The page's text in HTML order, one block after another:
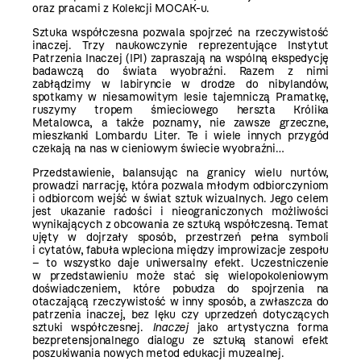
oraz pracami z Kolekcji MOCAK-u.
Sztuka współczesna pozwala spojrzeć na rzeczywistość
inaczej. Trzy naukowczynie reprezentujące Instytut
Patrzenia Inaczej (IPI) zapraszają na wspólną ekspedycję
badawczą do świata wyobraźni. Razem z nimi
zabłądzimy w labiryncie w drodze do nibylandów,
spotkamy w niesamowitym lesie tajemniczą Pramatkę,
ruszymy tropem śmieciowego herszta Królika
Metalowca, a także poznamy, nie zawsze grzeczne,
mieszkanki Lombardu Liter. Te i wiele innych przygód
czekają na nas w cieniowym świecie wyobraźni…
Przedstawienie, balansując na granicy wielu nurtów,
prowadzi narrację, która pozwala młodym odbiorczyniom
i odbiorcom wejść w świat sztuk wizualnych. Jego celem
jest ukazanie radości i nieograniczonych możliwości
wynikających z obcowania ze sztuką współczesną. Temat
ujęty w dojrzały sposób, przestrzeń pełna symboli
i cytatów, fabuła wpleciona między improwizacje zespołu
– to wszystko daje uniwersalny efekt. Uczestniczenie
w przedstawieniu może stać się wielopokoleniowym
doświadczeniem, które pobudza do spojrzenia na
otaczającą rzeczywistość w inny sposób, a zwłaszcza do
patrzenia inaczej, bez lęku czy uprzedzeń dotyczących
sztuki współczesnej. Inaczejjako artystyczna forma
bezpretensjonalnego dialogu ze sztuką stanowi efekt
poszukiwania nowych metod edukacji muzealnej.